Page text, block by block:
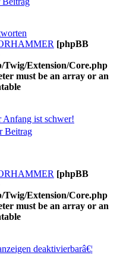
[phpBB
Extension/Core.php
must be an array or an
Anfang ist schwer!
Beitrag
[phpBB
Extension/Core.php
must be an array or an
deaktivierbarâ€¦